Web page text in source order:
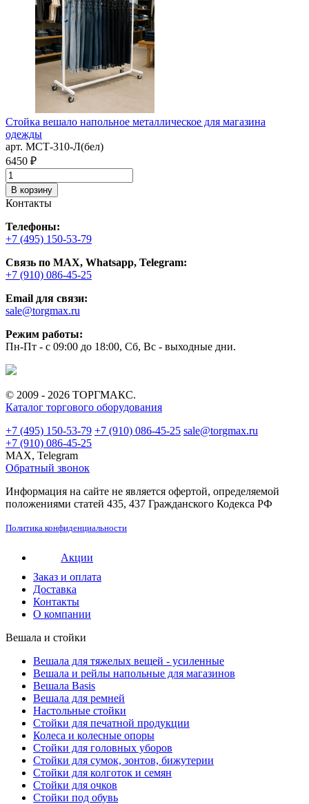
Стойка вешало напольное металлическое для магазина
одежды
арт. MСТ-310-Л(бел)
6450 ₽
В корзину
Контакты
Телефоны:
+7 (495) 150-53-79
Связь по MAX, Whatsapp, Telegram:
+7 (910) 086-45-25
Email для связи:
sale@torgmax.ru
Режим работы:
Пн-Пт - с 09:00 до 18:00, Сб, Вс - выходные дни.
© 2009 - 2026 ТОРГМАКС.
Каталог торгового оборудования
+7 (495) 150-53-79 +7 (910) 086-45-25 sale@torgmax.ru
+7 (910) 086-45-25
MAX, Telegram
Обратный звонок
Информация на сайте не является офертой, определяемой
положениями статей 435, 437 Гражданского Кодекса РФ
Политика конфиденциальности
Акции
Заказ и оплата
Доставка
Контакты
О компании
Вешала и стойки
Вешала для тяжелых вещей - усиленные
Вешала и рейлы напольные для магазинов
Вешала Basis
Вешала для ремней
Настольные стойки
Стойки для печатной продукции
Колеса и колесные опоры
Стойки для головных уборов
Стойки для сумок, зонтов, бижутерии
Стойки для колготок и семян
Стойки для очков
Стойки под обувь